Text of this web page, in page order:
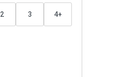
2 3 4+